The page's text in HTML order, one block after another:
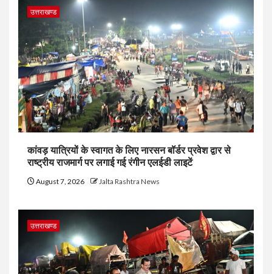
उत्तराखण्ड
कांवड़ यात्रियों के स्वागत के लिए नारसन बॉर्डर प्रवेश द्वार से
राष्ट्रीय राजमार्ग पर लगाई गई रंगीन एलईडी लाइटें
August 7, 2026 Jalta Rashtra News
उत्तराखण्ड